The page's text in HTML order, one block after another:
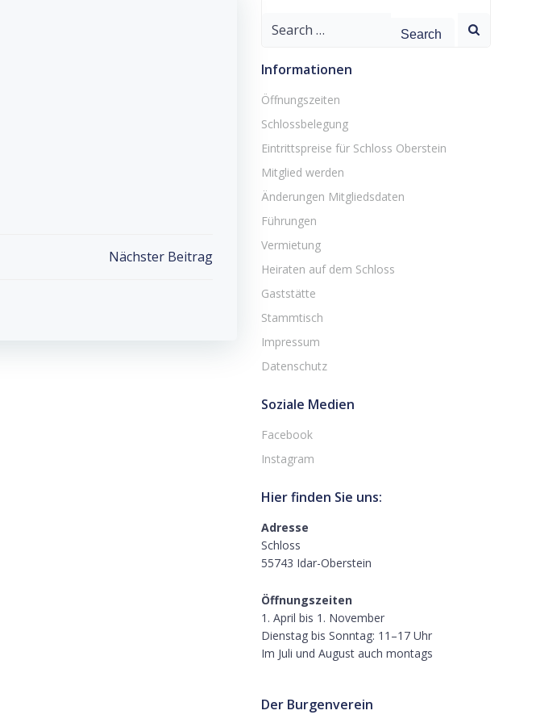
Nächster Beitrag
Search
Informationen
Öffnungszeiten
Schlossbelegung
Eintrittspreise für Schloss Oberstein
Mitglied werden
Änderungen Mitgliedsdaten
Führungen
Vermietung
Heiraten auf dem Schloss
Gaststätte
Stammtisch
Impressum
Datenschutz
Soziale Medien
Facebook
Instagram
Hier finden Sie uns:
Adresse
Schloss
55743 Idar-Oberstein
Öffnungszeiten
1. April bis 1. November
Dienstag bis Sonntag: 11–17 Uhr
Im Juli und August auch montags
Der Burgenverein